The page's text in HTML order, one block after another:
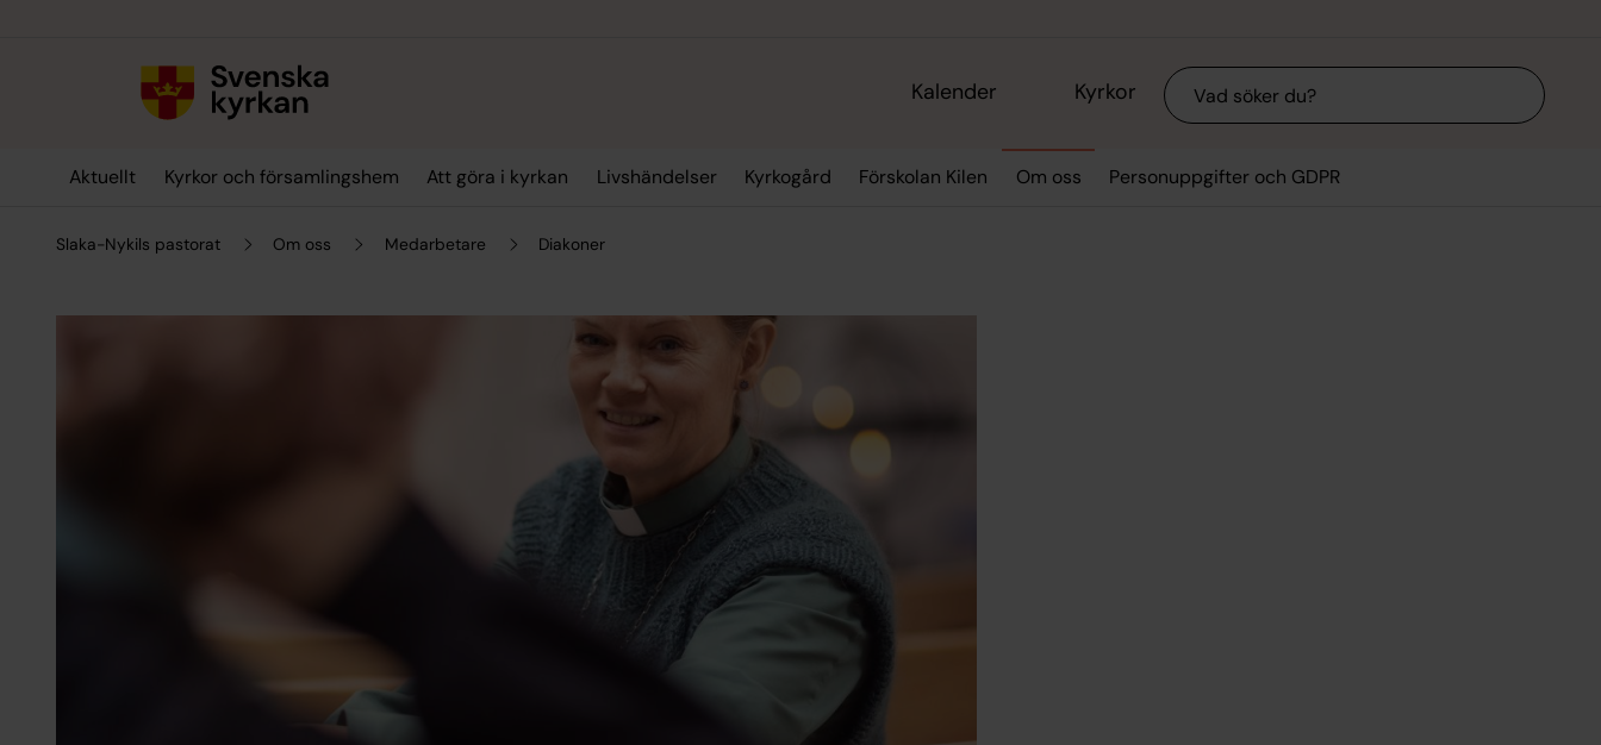
Kalender Kyrkor Sök
Aktuellt Kyrkor och församlingshem Att göra i kyrkan Livshändelser Kyrkogård Förskolan Kilen Om oss Personuppgifter och GDPR
Slaka-Nykils pastorat Om oss Medarbetare Diakoner